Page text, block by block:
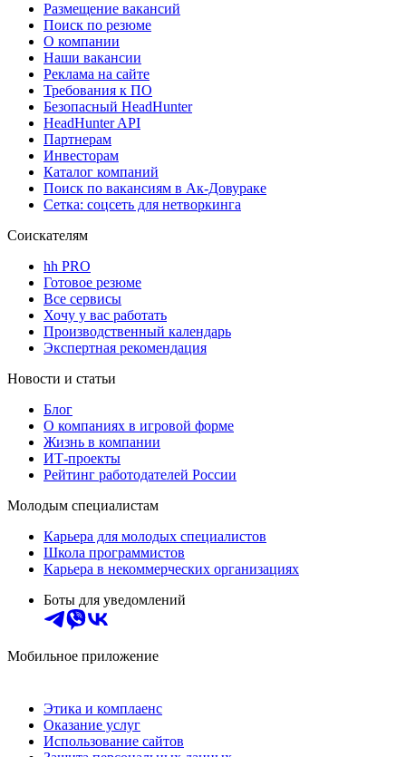
Размещение вакансий
Поиск по резюме
О компании
Наши вакансии
Реклама на сайте
Требования к ПО
Безопасный HeadHunter
HeadHunter API
Партнерам
Инвесторам
Каталог компаний
Поиск по вакансиям в Ак-Довураке
Сетка: соцсеть для нетворкинга
Соискателям
hh PRO
Готовое резюме
Все сервисы
Хочу у вас работать
Производственный календарь
Экспертная рекомендация
Новости и статьи
Блог
О компаниях в игровой форме
Жизнь в компании
ИТ-проекты
Рейтинг работодателей России
Молодым специалистам
Карьера для молодых специалистов
Школа программистов
Карьера в некоммерческих организациях
Боты для уведомлений
Мобильное приложение
Этика и комплаенс
Оказание услуг
Использование сайтов